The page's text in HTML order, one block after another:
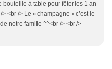
bouteille à table pour fêter les 1 an
<br /> Le « champagne » c’est le
notre famille ^^<br /> <br />